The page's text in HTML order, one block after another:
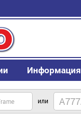
Информация
или